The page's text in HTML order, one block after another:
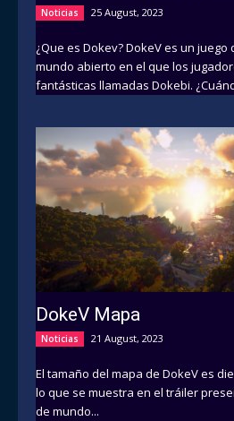
Noticias 25 August, 2023
¿Que es Dokev? DokeV es un juego de acción y aventura de
mundo abierto en el que los
fantásticas llamadas
DokeV Mapa
Noticias 21 August, 2023
El tamaño del mapa de DokeV es
lo que se muestra en el tráiler presentación
de mundo...